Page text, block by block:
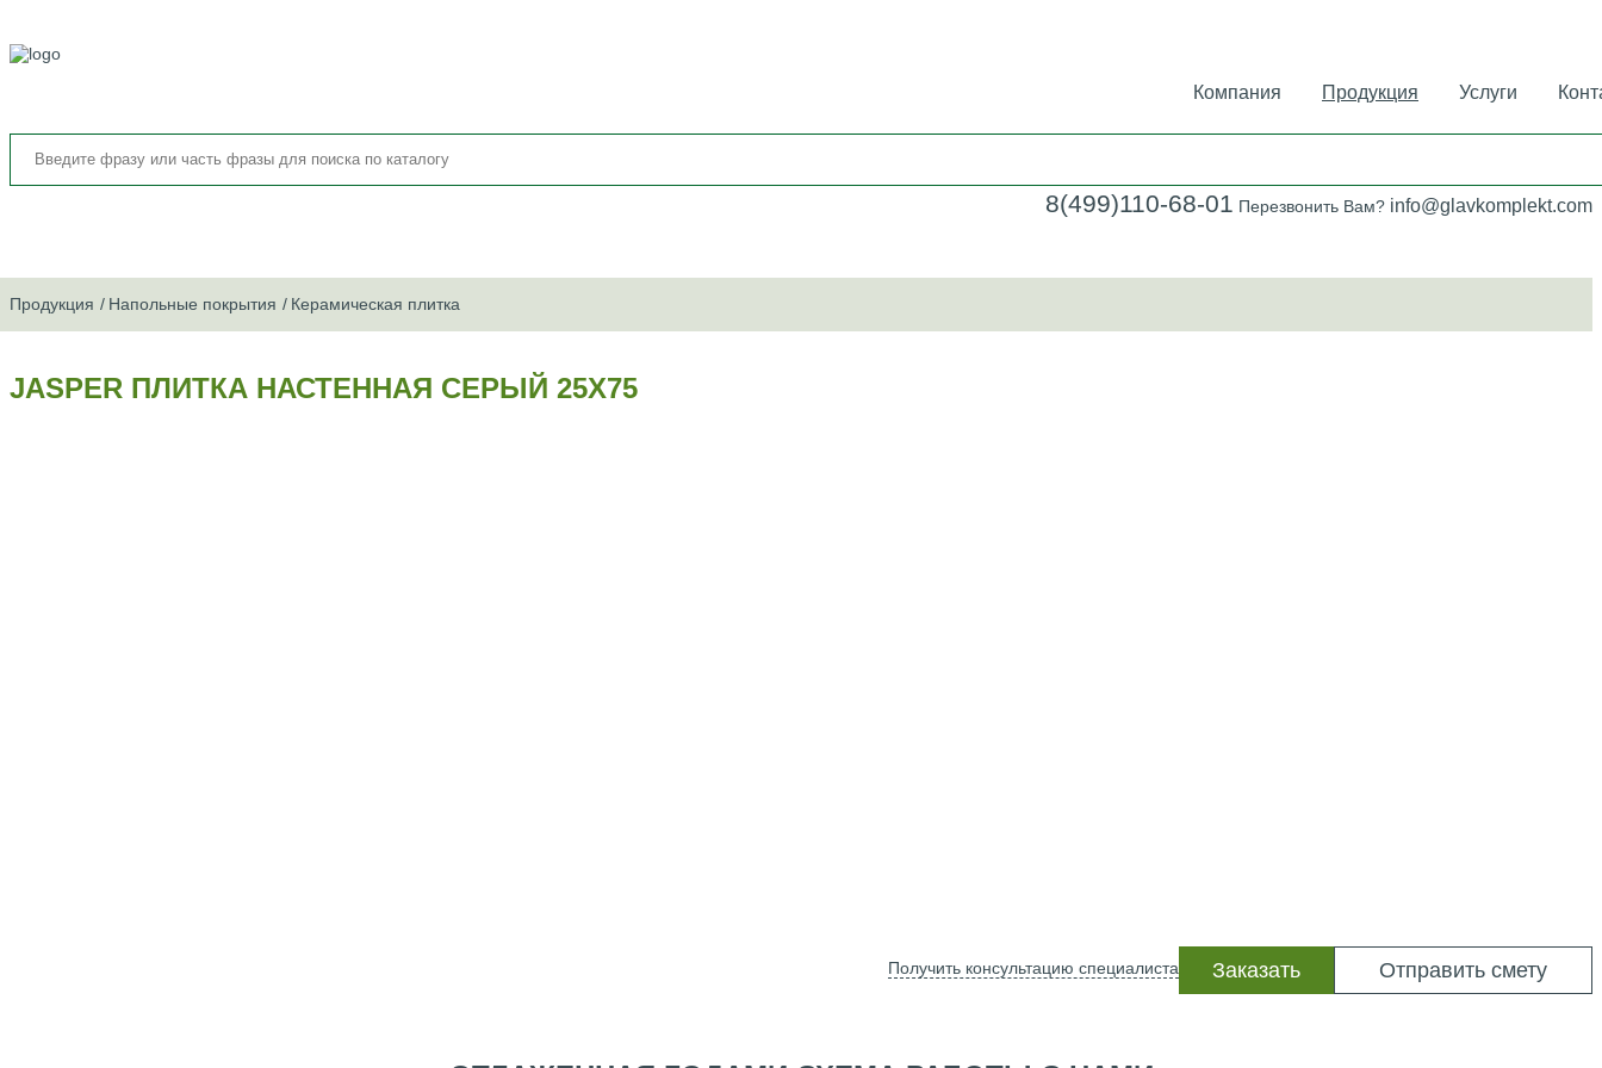
Компания Продукция Услуги
8(499)110-68-01 Перезвонить Вам? info@glavkomplekt.com
Продукция Напольные покрытия Керамическая плитка
JASPER ПЛИТКА НАСТЕННАЯ СЕРЫЙ 25Х75
Отправить смету
Заказать
Получить консультацию специалиста